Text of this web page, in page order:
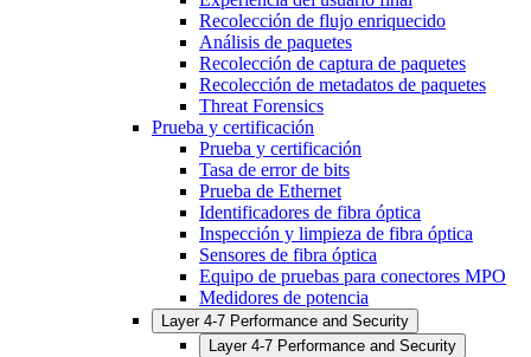
Recolección de flujo enriquecido
Análisis de paquetes
Recolección de captura de paquetes
Recolección de metadatos de paquetes
Threat Forensics
Prueba y certificación
Prueba y certificación
Tasa de error de bits
Prueba de Ethernet
Identificadores de fibra óptica
Inspección y limpieza de fibra óptica
Sensores de fibra óptica
Equipo de pruebas para conectores MPO
Medidores de potencia
Layer 4-7 Performance and Security
Layer 4-7 Performance and Security